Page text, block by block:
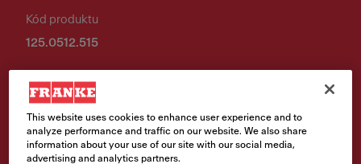
Kód produktu
125.0512.515
€ 452.00
Cena vr. DPH
Vyhľadávač predajných
This website uses cookies to enhance user experience and to
analyze performance and traffic on our website. We also share
information about your use of our site with our social media,
advertising and analytics partners.